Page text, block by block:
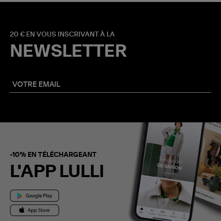
20 € EN VOUS INSCRIVANT À LA
NEWSLETTER
-10% EN TÉLÉCHARGEANT
L'APP LULLI